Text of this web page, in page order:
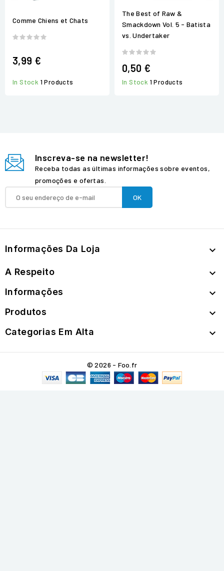
Comme Chiens et Chats
3,99 €
In Stock 1 Products
The Best of Raw &
Smackdown Vol. 5 - Batista
vs. Undertaker
0,50 €
In Stock 1 Products
Inscreva-se na newsletter!
Receba todas as últimas informações sobre eventos,
promoções e ofertas.
Informações Da Loja 
A Respeito 
Informações 
Produtos 
Categorias Em Alta 
© 2026 - Foo.fr